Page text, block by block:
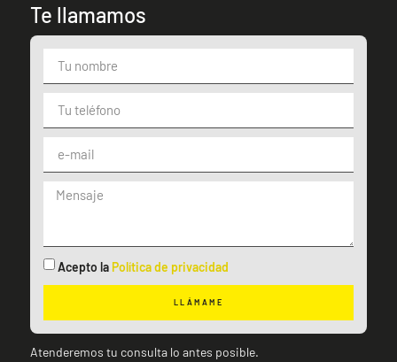
Te llamamos
Acepto la Política de privacidad
LLÁMAME
Atenderemos tu consulta lo antes posible.